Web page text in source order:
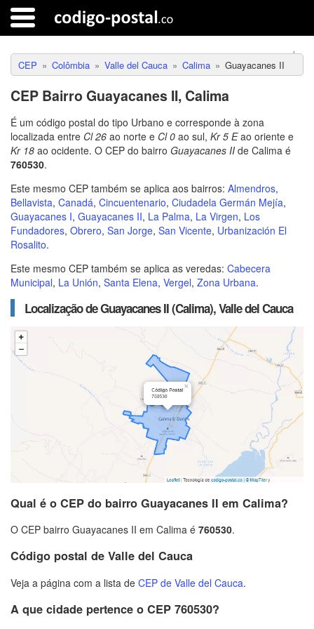
CEP Colômbia Valle del Cauca Calima Guayacanes II
CEP Bairro Guayacanes II, Calima
É um código postal do tipo Urbano e corresponde à zona
localizada entre Cl 26 ao norte e Cl 0 ao sul, Kr 5 Eao oriente e
Kr 18 ao ocidente. O CEP do bairro Guayacanes II de Calima é
760530.
Este mesmo CEP também se aplica aos bairros: Almendros,
Bellavista, Canadá, Cincuentenario, Ciudadela Germán Mejía,
Guayacanes I, Guayacanes II, La Palma, La Virgen, Los
Fundadores, Obrero, San Jorge, San Vicente, Urbanización El
Rosalito.
Este mesmo CEP também se aplica as veredas: Cabecera
Municipal, La Unión, Santa Elena, Vergel, Zona Urbana.
Localização de Guayacanes II (Calima), Valle del Cauca
Qual é o CEP do bairro Guayacanes II em Calima?
O CEP bairro Guayacanes II em Calima é 760530.
Código postal de Valle del Cauca
Veja a página com a lista de CEP de Valle del Cauca.
A que cidade pertence o CEP 760530?